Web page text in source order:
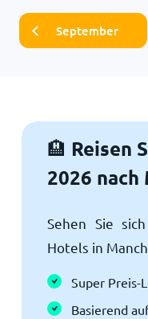
September
🏨 Reisen
2026 nach
Sehen Sie
Hotels in
Super Preis-
Basierend